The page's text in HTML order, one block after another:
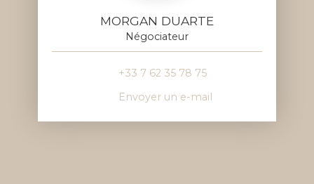
MORGAN DUARTE
Négociateur
+33 7 62 35 78 75
Envoyer un e-mail